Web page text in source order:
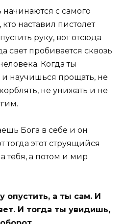
с самого
наставил пистолет
руку, вот отсюда
свет пробивается сквозь
Когда ты
и научишься прощать, не
не унижать и не
Бога в себе и он
тогда этот струящийся
тебя, а потом и мир
опустить, а ты сам. И
И тогда ты увидишь,